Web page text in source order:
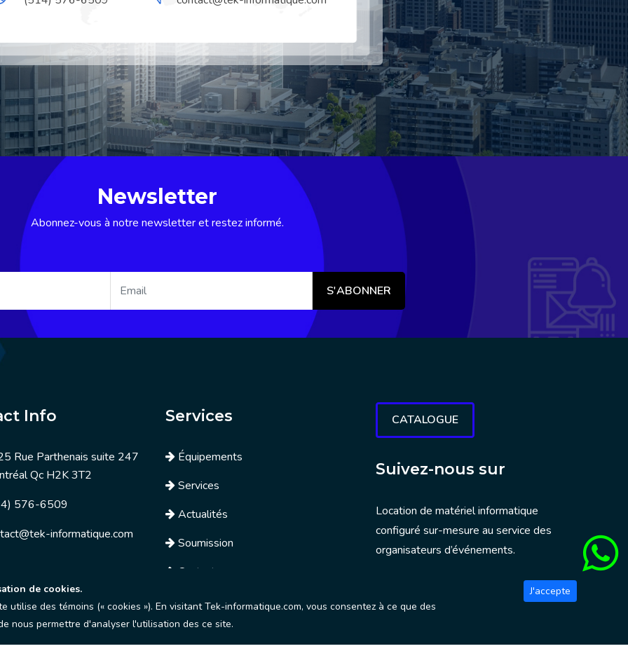
Newsletter
Abonnez-vous à notre newsletter et restez informé.
S'ABONNER
Info
Rue Parthenais suite 247
Qc H2K 3T2
576-6509
informatique.com
Services
Équipements
Services
Actualités
Soumission
Contactez nous
CATALOGUE
Suivez-nous sur
Location de matériel informatique
configuré sur-mesure au service des
organisateurs d’événements.
de cookies.
des témoins (« cookies »). En visitant Tek-informatique.com, vous consentez à ce que des
nous permettre d'analyser l'utilisation des ce site.
J'accepte